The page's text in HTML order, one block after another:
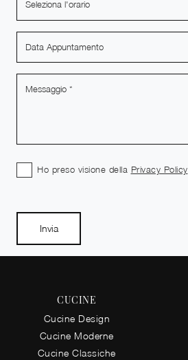
Ho preso visione della Privacy Policy
Invia
CUCINE
Cucine Design
Cucine Moderne
Cucine Classiche